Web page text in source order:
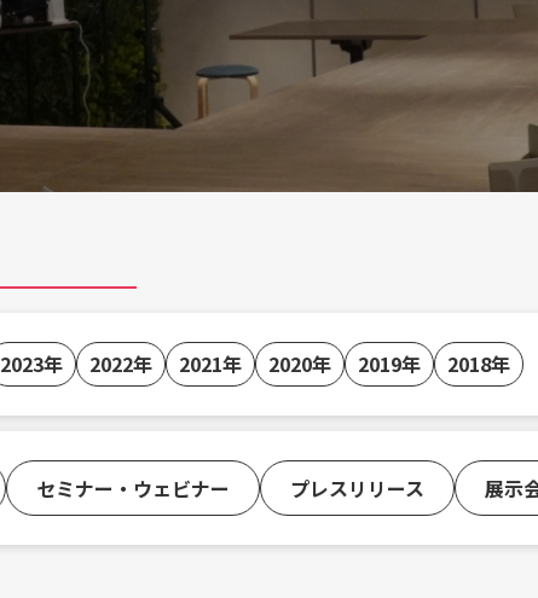
2023年 2022年 2021年 2020年 2019年 2018年
セミナー・ウェビナー プレスリリース 展示